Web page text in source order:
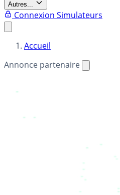
Autres...
Connexion Simulateurs
Accueil
Annonce partenaire